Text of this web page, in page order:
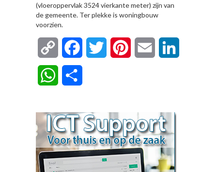
(vloeroppervlak 3524 vierkante meter) zijn van
de gemeente. Ter plekke is woningbouw
voorzien.
Copy
Link
FacebookTwitter Pinterest Email
WhatsApp